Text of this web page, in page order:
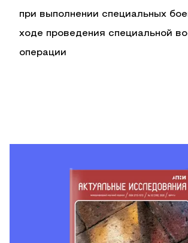
при выполнении специальных
ходе проведения специальной
операции